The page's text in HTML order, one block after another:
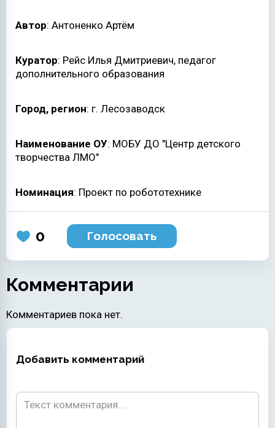
Комментарии
Комментариев пока нет.
Добавить комментарий
Автор: Антоненко Артём
Куратор: Рейс Илья Дмитриевич, педагог
дополнительного образования
Город, регион: г. Лесозаводск
Наименование ОУ: МОБУ ДО "Центр детского
творчества ЛМО"
Номинация: Проект по робототехнике
0 Голосовать